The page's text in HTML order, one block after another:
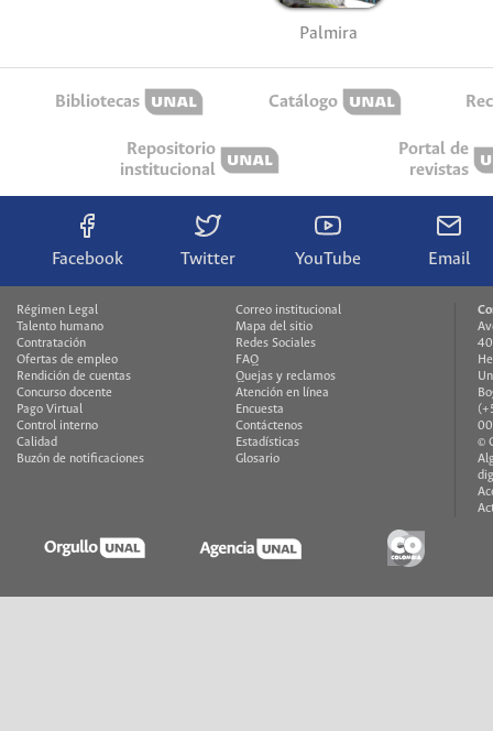
Palmira
Bibliotecas Catálogo
Repositorio
institucional
Portal de
revistas
Facebook Twitter YouTube Email
Régimen Legal
Talento humano
Contratación
Ofertas de empleo
Rendición de cuentas
Concurso docente
Pago Virtual
Control interno
Calidad
Buzón de notificaciones
Correo institucional
Mapa del sitio
Redes Sociales
FAQ
Quejas y reclamos
Atención en línea
Encuesta
Contáctenos
Estadísticas
Glosario
©